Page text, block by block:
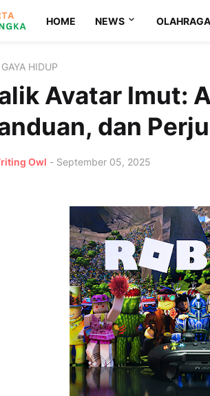
HOME NEWS OLAHRAGA
GAYA HIDUP
Avatar Imut:
dan
Owl - September 05, 2025